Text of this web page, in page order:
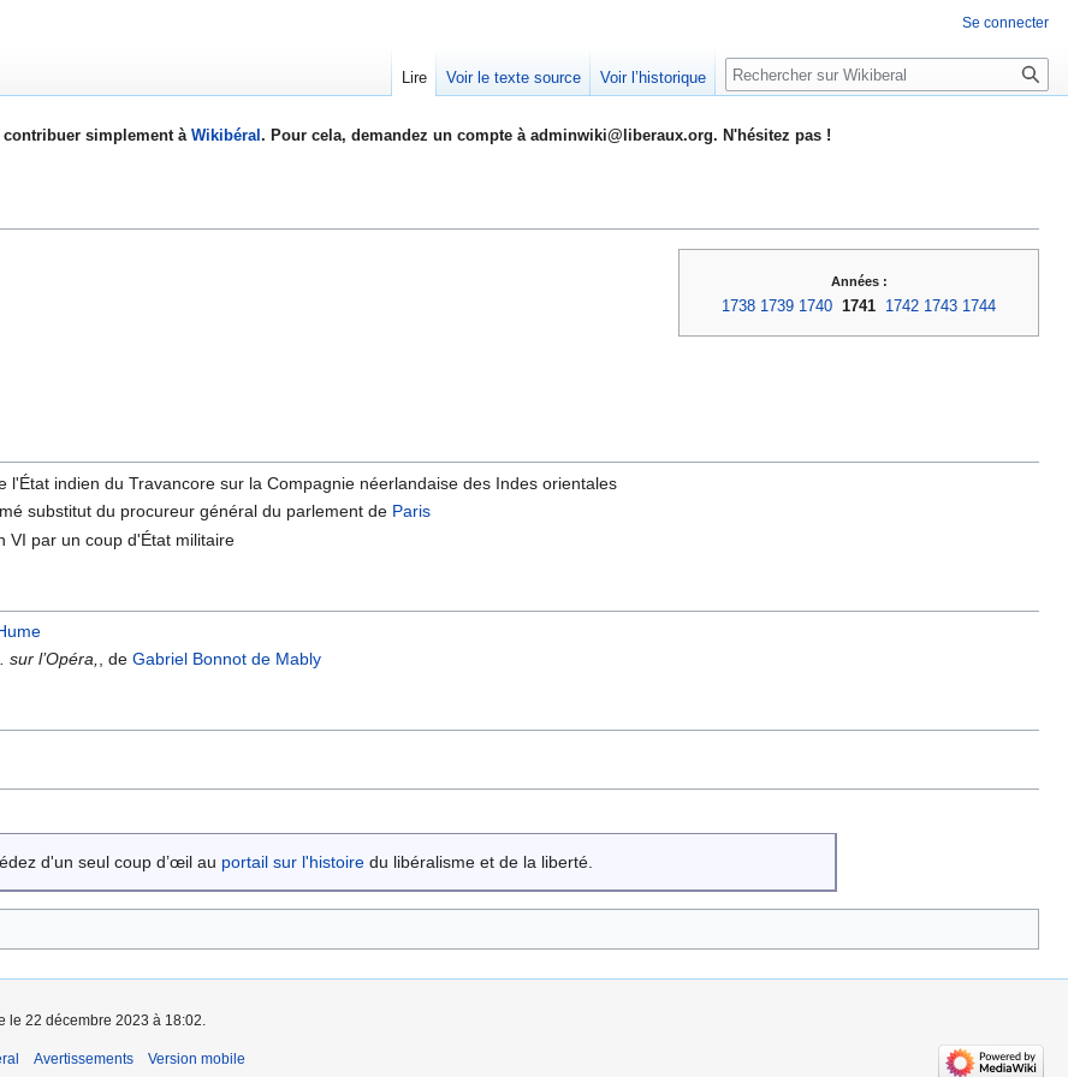
contribuer simplement à Wikibéral . Pour cela, demandez un compte à adminwiki@liberaux.org. N'hésitez pas !
Années :
1738 1739 1740 1741 1742 1743 1744
l'État indien du Travancore sur la Compagnie néerlandaise des Indes orientales
substitut du procureur général du parlement de Paris
VI par un coup d'État militaire
l’Opéra,
, deGabriel Bonnot de Mably
d'un seul coup d’œil au portail sur l'histoire du libéralisme et de la liberté.
Se connecter
Lire Voir le texte source Voir l’historique Rechercher
le 22 décembre 2023 à 18:02.
Avertissements Version mobile